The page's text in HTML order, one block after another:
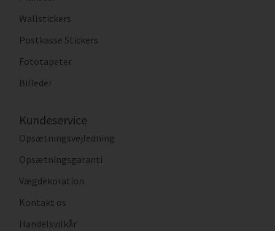
Wallstickers
Postkasse Stickers
Fototapeter
Billeder
Kundeservice
Opsætningsvejledning
Opsætningsgaranti
Vægdekoration
Kontakt os
Handelsvilkår